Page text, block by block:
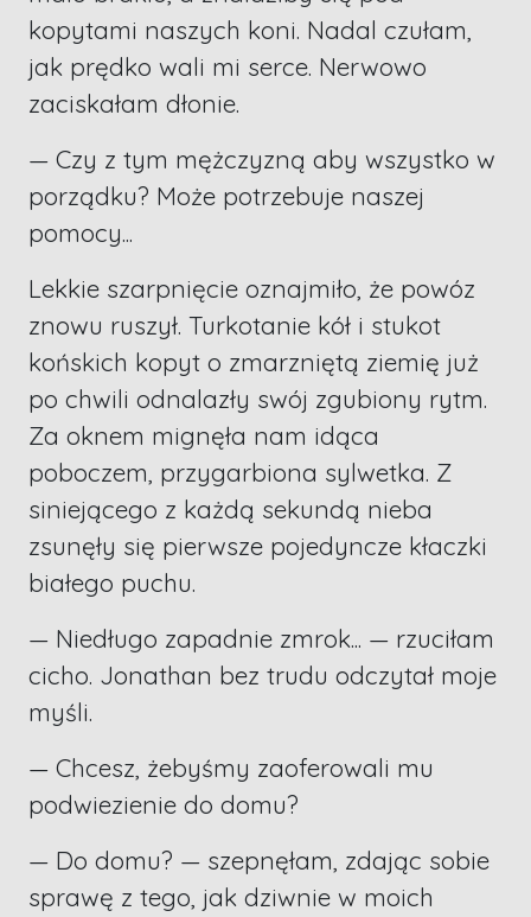
kopytami naszych koni. Nadal czułam,
jak prędko wali mi serce. Nerwowo
zaciskałam dłonie.
— Czy z tym mężczyzną aby wszystko w
porządku? Może potrzebuje naszej
pomocy...
Lekkie szarpnięcie oznajmiło, że powóz
znowu ruszył. Turkotanie kół i stukot
końskich kopyt o zmarzniętą ziemię już
po chwili odnalazły swój zgubiony rytm.
Za oknem mignęła nam idąca
poboczem, przygarbiona sylwetka. Z
siniejącego z każdą sekundą nieba
zsunęły się pierwsze pojedyncze kłaczki
białego puchu.
— Niedługo zapadnie zmrok... — rzuciłam
cicho. Jonathan bez trudu odczytał moje
myśli.
— Chcesz, żebyśmy zaoferowali mu
podwiezienie do domu?
— Do domu? — szepnęłam, zdając sobie
sprawę z tego, jak dziwnie w moich